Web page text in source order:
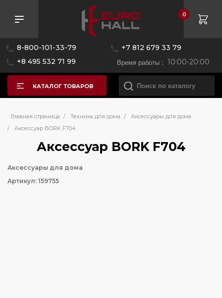
8-800-101-33-79
+7 812 679 33 79
+8 495 532 71 99
Время работы : 10:00-20:00
0
КАТАЛОГ ТОВАРОВ
Главная страница / Техника для дома /
Аксессуары для дома
/
Аксессуар BORK F704
Аксессуар BORK F704
Аксессуары для дома
Артикул: 159755